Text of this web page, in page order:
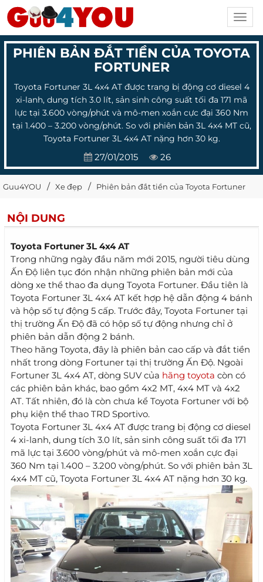
PHIÊN BẢN ĐẮT TIỀN CỦA TOYOTA
FORTUNER
Toyota Fortuner 3L 4x4 AT được trang bị động cơ diesel 4
xi-lanh, dung tích 3.0 lít, sản sinh công suất tối đa 171 mã
lực tại 3.600 vòng/phút và mô-men xoắn cực đại 360 Nm
tại 1.400 – 3.200 vòng/phút. So với phiên bản 3L 4x4 MT cũ,
Toyota Fortuner 3L 4x4 AT nặng hơn 30 kg.
27/01/2015 26
Guu4YOU Xe đẹp Phiên bản đắt tiền của Toyota Fortuner
NỘI DUNG
Toyota Fortuner 3L 4x4 AT
Trong những ngày đầu năm mới 2015, người tiêu dùng
Ấn Độ liên tục đón nhận những phiên bản mới của
dòng xe thể thao đa dụng Toyota Fortuner. Đầu tiên là
Toyota Fortuner 3L 4x4 AT kết hợp hệ dẫn động 4 bánh
và hộp số tự động 5 cấp. Trước đây, Toyota Fortuner tại
thị trường Ấn Độ đã có hộp số tự động nhưng chỉ ở
phiên bản dẫn động 2 bánh.
Theo hãng Toyota, đây là phiên bản cao cấp và đắt tiền
nhất trong dòng Fortuner tại thị trường Ấn Độ. Ngoài
Fortuner 3L 4x4 AT, dòng SUV của hãng toyota còn có
các phiên bản khác, bao gồm 4x2 MT, 4x4 MT và 4x2
AT. Tất nhiên, đó là còn chưa kể Toyota Fortuner với bộ
phụ kiện thể thao TRD Sportivo.
Toyota Fortuner 3L 4x4 AT được trang bị động cơ diesel
4 xi-lanh, dung tích 3.0 lít, sản sinh công suất tối đa 171
mã lực tại 3.600 vòng/phút và mô-men xoắn cực đại
360 Nm tại 1.400 – 3.200 vòng/phút. So với phiên bản 3L
4x4 MT cũ, Toyota Fortuner 3L 4x4 AT nặng hơn 30 kg.